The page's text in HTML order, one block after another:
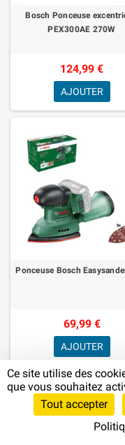
Bosch Ponceuse
PEX300AE 270W
124,99 €
AJOUTER
Ponceuse Bosch
69,99 €
AJOUTER
Ce site utilise des
que vous souhaitez
Tout accepter